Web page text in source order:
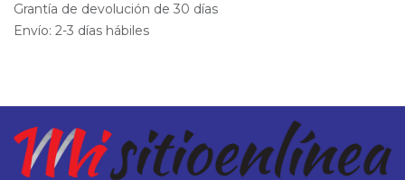
Grantía de devolución de 30 días
Envío: 2-3 días hábiles